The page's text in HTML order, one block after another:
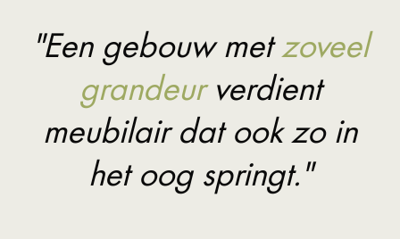
"Een gebouw metzoveel
grandeurverdient
meubilair dat ook zo in
het oog springt."